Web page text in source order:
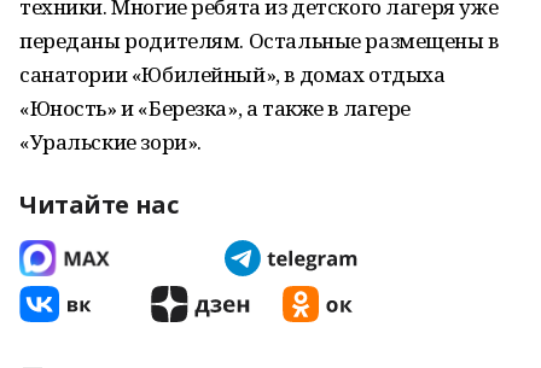
техники. Многие ребята из детского лагеря уже
переданы родителям. Остальные размещены в
санатории «Юбилейный», в домах отдыха
«Юность» и «Березка», а также в лагере
«Уральские зори».
Читайте нас